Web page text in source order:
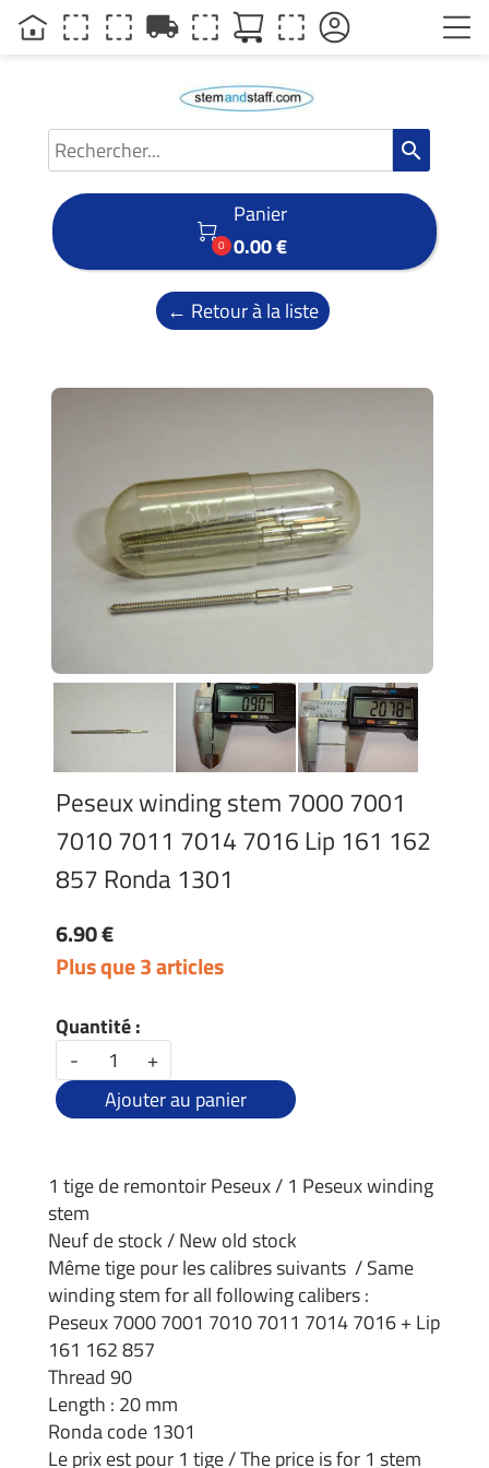
search

0
Panier
0.00 €
← Retour à la liste
Peseux winding stem 7000 7001
7010 7011 7014 7016 Lip 161 162
857 Ronda 1301
6.90 €
Plus que 3 articles
Quantité :
-
+
Ajouter au panier
1 tige de remontoir Peseux / 1 Peseux winding
stem
Neuf de stock / New old stock
Même tige pour les calibres suivants / Same
winding stem for all following calibers :
Peseux 7000 7001 7010 7011 7014 7016 + Lip
161 162 857
Thread 90
Length : 20 mm
Ronda code 1301
Le prix est pour 1 tige / The price is for 1 stem
local_shipping